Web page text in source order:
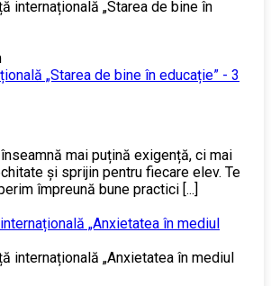
„Starea de bine în educație” - 3
mai puțină exigență, ci mai
și sprijin pentru fiecare elev. Te
împreună bune practici [...]
„Anxietatea în mediul